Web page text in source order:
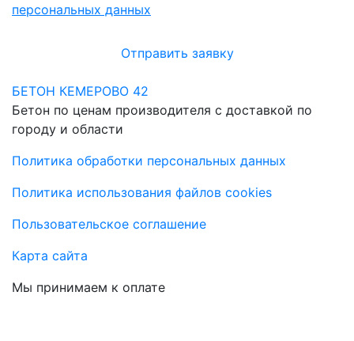
персональных данных
Отправить заявку
БЕТОН КЕМЕРОВО 42
Бетон по ценам производителя с доставкой по
городу и области
Политика обработки персональных данных
Политика использования файлов cookies
Пользовательское соглашение
Карта сайта
Мы принимаем к оплате